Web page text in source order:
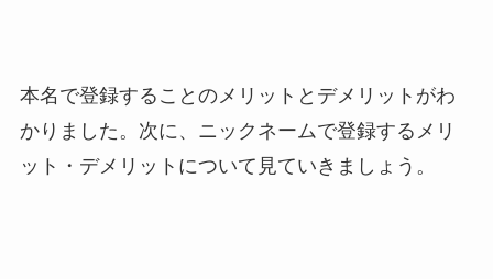
本名で登録することのメリットとデメリットがわ
かりました。次に、ニックネームで登録するメリ
ット・デメリットについて見ていきましょう。